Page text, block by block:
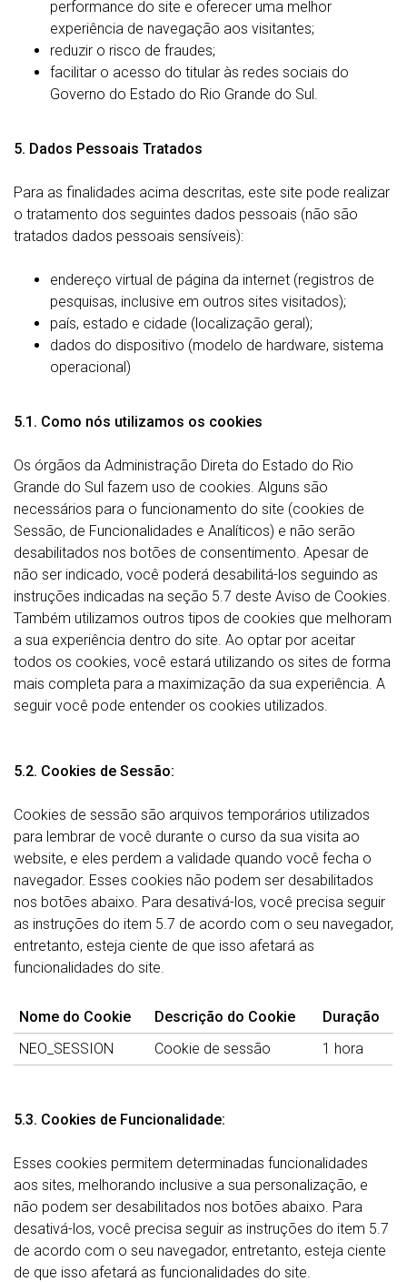
performance do site e oferecer uma melhor
experiência de navegação aos visitantes;
reduzir o risco de fraudes;
facilitar o acesso do titular às redes sociais do
Governo do Estado do Rio Grande do Sul.
5. Dados Pessoais Tratados
Para as finalidades acima descritas, este site pode realizar
o tratamento dos seguintes dados pessoais (não são
tratados dados pessoais sensíveis):
endereço virtual de página da internet (registros de
pesquisas, inclusive em outros sites visitados);
país, estado e cidade (localização geral);
dados do dispositivo (modelo de hardware, sistema
operacional)
5.1. Como nós utilizamos os cookies
Os órgãos da Administração Direta do Estado do Rio
Grande do Sul fazem uso de cookies. Alguns são
necessários para o funcionamento do site (cookies de
Sessão, de Funcionalidades e Analíticos) e não serão
desabilitados nos botões de consentimento. Apesar de
não ser indicado, você poderá desabilitá-los seguindo as
instruções indicadas na seção 5.7 deste Aviso de Cookies.
Também utilizamos outros tipos de cookies que melhoram
a sua experiência dentro do site. Ao optar por aceitar
todos os cookies, você estará utilizando os sites de forma
mais completa para a maximização da sua experiência. A
seguir você pode entender os cookies utilizados.
5.2. Cookies de Sessão:
Cookies de sessão são arquivos temporários utilizados
para lembrar de você durante o curso da sua visita ao
website, e eles perdem a validade quando você fecha o
navegador. Esses cookies não podem ser desabilitados
nos botões abaixo. Para desativá-los, você precisa seguir
as instruções do item 5.7 de acordo com o seu navegador,
entretanto, esteja ciente de que isso afetará as
funcionalidades do site.
Nome do Cookie Descrição do Cookie
Duração
NEO_SESSION
Cookie de sessão 1 hora
5.3. Cookies de Funcionalidade:
Esses cookies permitem determinadas funcionalidades
aos sites, melhorando inclusive a sua personalização, e
não podem ser desabilitados nos botões abaixo. Para
desativá-los, você precisa seguir as instruções do item 5.7
de acordo com o seu navegador, entretanto, esteja ciente
de que isso afetará as funcionalidades do site.